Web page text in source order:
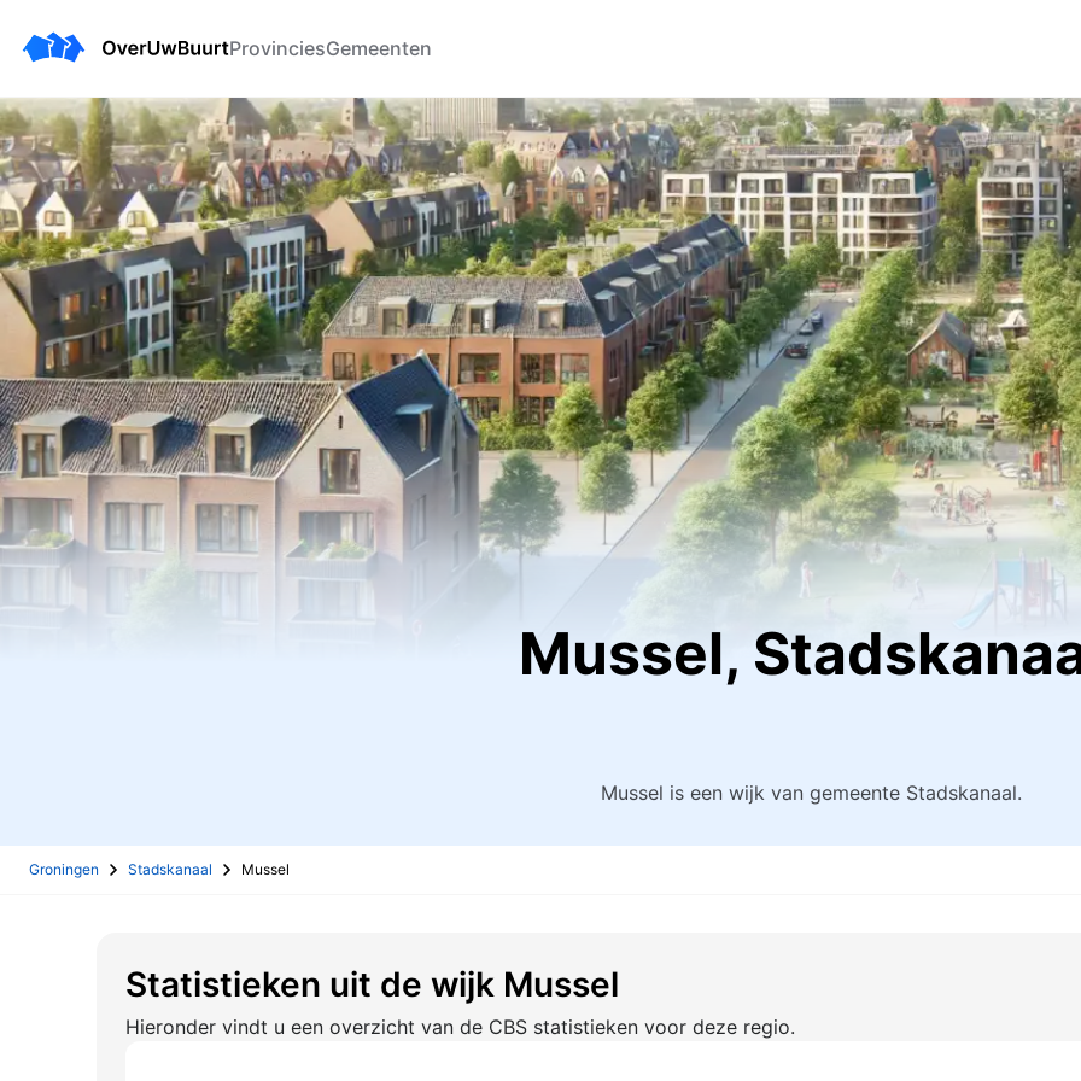
ProvinciesGemeenten
Mussel,
Mussel is een wijk van gemeente Stadskanaal.
Groningen Stadskanaal Mussel
Statistieken uit de wijk Mussel
Hieronder vindt u een overzicht van de CBS statistieken voor deze regio.